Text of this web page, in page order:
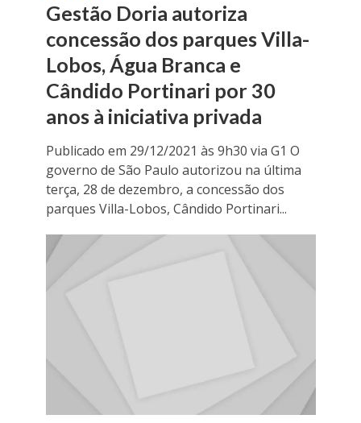
Gestão Doria autoriza
concessão dos parques Villa-
Lobos, Água Branca e
Cândido Portinari por 30
anos à iniciativa privada
Publicado em 29/12/2021 às 9h30 via G1 O
governo de São Paulo autorizou na última
terça, 28 de dezembro, a concessão dos
parques Villa-Lobos, Cândido Portinari...